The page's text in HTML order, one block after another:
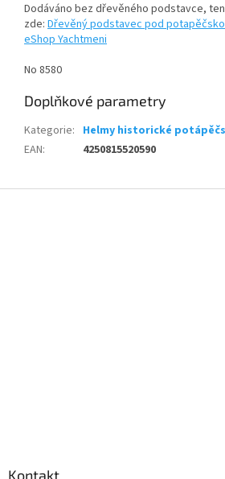
Dodáváno bez dřevěného podstavce,
zde: Dřevěný podstavec pod
eShop Yachtmeni
No 8580
Doplňkové parametry
Kategorie: Helmy historické
EAN: 4250815520590
Kontakt